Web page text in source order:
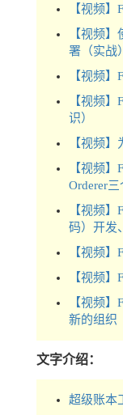
【视频
【视频
署（实战）
【视频
【视频
识）
【视频
【视频
Orderer三
【视频
码）开发
【视频
【视频
【视频
新的组织
文字介绍：
超级账本